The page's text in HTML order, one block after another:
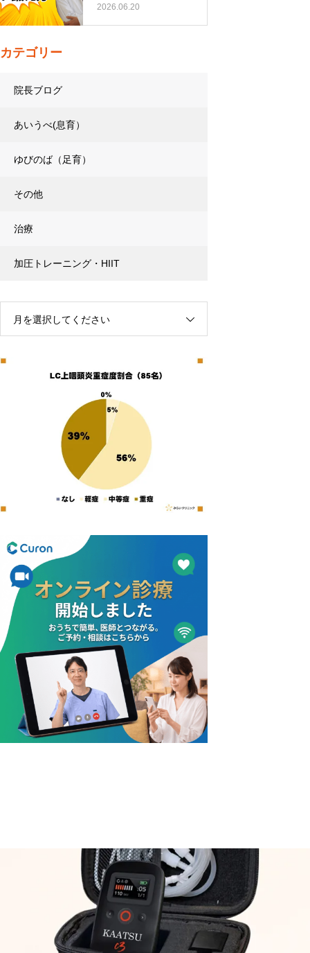
トレーニング…
2026.06.20
カテゴリー
院長ブログ
あいうべ(息育）
ゆびのば（足育）
その他
治療
加圧トレーニング・HIIT
月を選択してください